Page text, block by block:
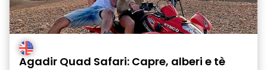
Agadir Quad Safari: Capre, alberi e tè